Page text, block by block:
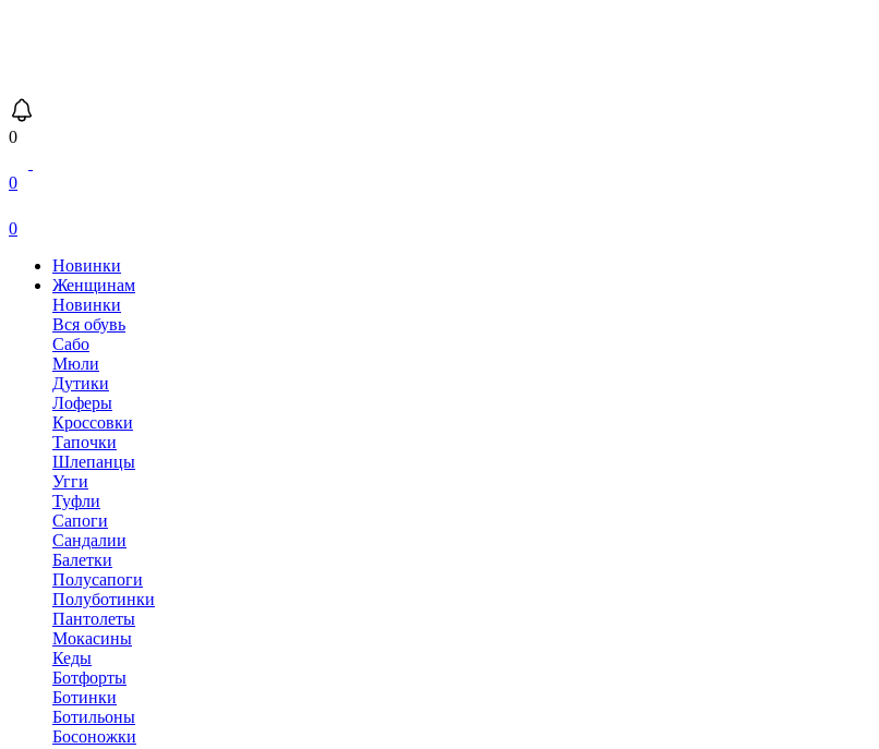
0
0
0
Новинки
Женщинам
Новинки
Вся обувь
Сабо
Мюли
Дутики
Лоферы
Кроссовки
Тапочки
Шлепанцы
Угги
Туфли
Сапоги
Сандалии
Балетки
Полусапоги
Полуботинки
Пантолеты
Мокасины
Кеды
Ботфорты
Ботинки
Ботильоны
Босоножки